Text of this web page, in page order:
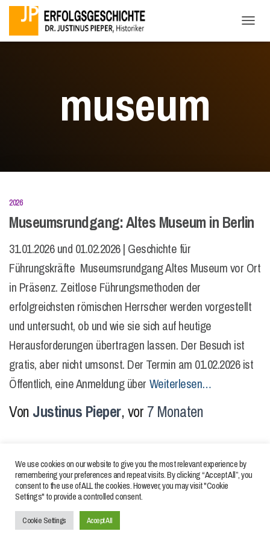
museum
2026
Museumsrundgang: Altes Museum in Berlin
31.01.2026 und 01.02.2026 | Geschichte für
Führungskräfte Museumsrundgang Altes Museum vor Ort
in Präsenz. Zeitlose Führungsmethoden der
erfolgreichsten römischen Herrscher werden vorgestellt
und untersucht, ob und wie sie sich auf heutige
Herausforderungen übertragen lassen. Der Besuch ist
gratis, aber nicht umsonst. Der Termin am 01.02.2026 ist
Öffentlich, eine Anmeldung über Weiterlesen…
Von Justinus Pieper, vor 7 Monaten
IMPRESSUM
We use cookies on our website to give you the most relevant experience by
remembering your preferences and repeat visits. By clicking “Accept All”, you
consent to the use of ALL the cookies. However, you may visit "Cookie
Settings" to provide a controlled consent.
Cookie Settings Accept All